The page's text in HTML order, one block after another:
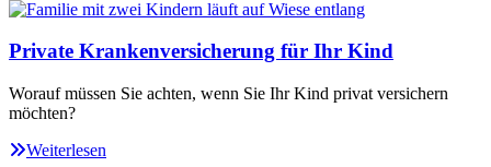
Private Krankenversicherung für Ihr Kind
Worauf müssen Sie achten, wenn Sie Ihr Kind privat versichern
möchten?
Weiterlesen